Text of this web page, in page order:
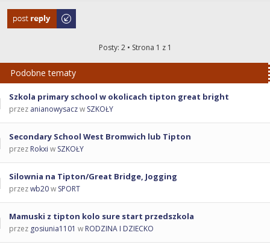
Odpowiedz
Posty: 2 • Strona 1 z 1
Podobne tematy
Szkola primary school w okolicach tipton great bright
przez anianowysaczw SZKOŁY
Secondary School West Bromwich lub Tipton
przez Rokxi w SZKOŁY
Silownia na Tipton/Great Bridge, Jogging
przezwb20w SPORT
Mamuski z tipton kolo sure start przedszkola
przez gosiunia1101 w RODZINA I DZIECKO